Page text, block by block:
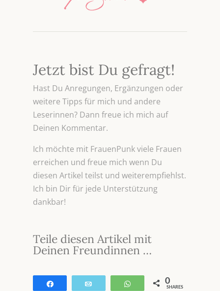
Jetzt bist Du gefragt!
Hast Du Anregungen, Ergänzungen oder
weitere Tipps für mich und andere
Leserinnen? Dann freue ich mich auf
Deinen Kommentar.
Ich möchte mit FrauenPunk viele Frauen
erreichen und freue mich wenn Du
diesen Artikel teilst und weiterempfiehlst.
Ich bin Dir für jede Unterstützung
dankbar!
Teile diesen Artikel mit
Deinen Freundinnen …
WhatsApp
0
SHARES